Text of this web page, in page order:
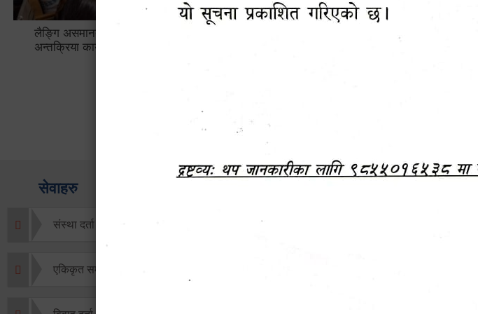
लैङ्गि असमानताका विबिध पक्षहरु विषयक
अन्तक्रिया कार्यक्रम
सेवाहरु
संस्था दर्ता सिफारिस
एकिकृत सम्पत्ति कर/घर जग्गा कर